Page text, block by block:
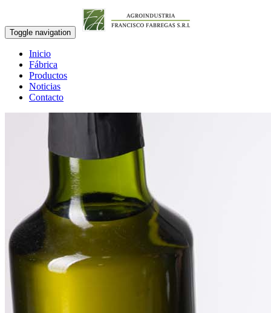
Toggle navigation
Inicio
Fábrica
Productos
Noticias
Contacto